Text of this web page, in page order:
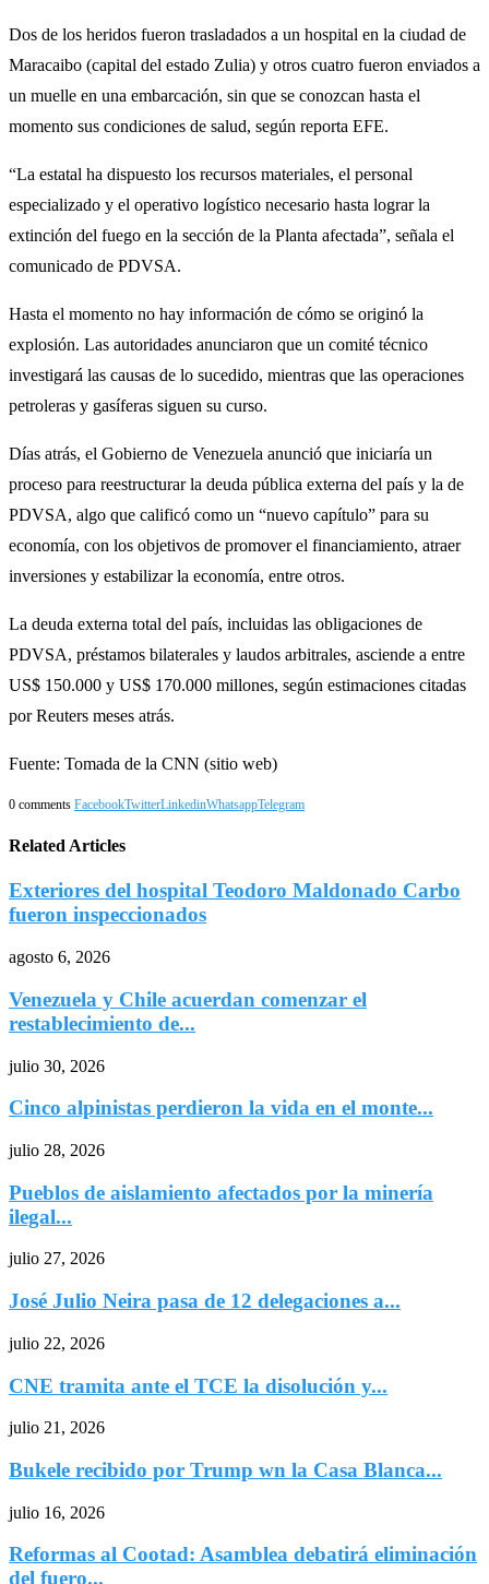
Dos de los heridos fueron trasladados a un hospital en la ciudad de
Maracaibo (capital del estado Zulia) y otros cuatro fueron enviados a
un muelle en una embarcación, sin que se conozcan hasta el
momento sus condiciones de salud, según reporta EFE.
“La estatal ha dispuesto los recursos materiales, el personal
especializado y el operativo logístico necesario hasta lograr la
extinción del fuego en la sección de la Planta afectada”, señala el
comunicado de PDVSA.
Hasta el momento no hay información de cómo se originó la
explosión. Las autoridades anunciaron que un comité técnico
investigará las causas de lo sucedido, mientras que las operaciones
petroleras y gasíferas siguen su curso.
Días atrás, el Gobierno de Venezuela anunció que iniciaría un
proceso para reestructurar la deuda pública externa del país y la de
PDVSA, algo que calificó como un “nuevo capítulo” para su
economía, con los objetivos de promover el financiamiento, atraer
inversiones y estabilizar la economía, entre otros.
La deuda externa total del país, incluidas las obligaciones de
PDVSA, préstamos bilaterales y laudos arbitrales, asciende a entre
US$ 150.000 y US$ 170.000 millones, según estimaciones citadas
por Reuters meses atrás.
Fuente: Tomada de la CNN (sitio web)
0 comments FacebookTwitterLinkedinWhatsappTelegram
Related Articles
Exteriores del hospital Teodoro Maldonado Carbo
fueron inspeccionados
agosto 6, 2026
Venezuela y Chile acuerdan comenzar el
restablecimiento de...
julio 30, 2026
Cinco alpinistas perdieron la vida en el monte...
julio 28, 2026
Pueblos de aislamiento afectados por la minería
ilegal...
julio 27, 2026
José Julio Neira pasa de 12 delegaciones a...
julio 22, 2026
CNE tramita ante el TCE la disolución y...
julio 21, 2026
Bukele recibido por Trump wn la Casa Blanca...
julio 16, 2026
Reformas al Cootad: Asamblea debatirá eliminación
del fuero...